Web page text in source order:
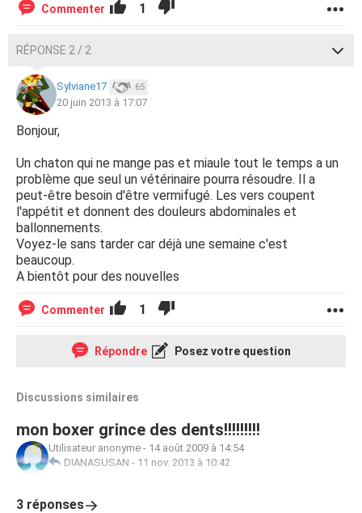
Commenter 1
RÉPONSE 2 / 2
Sylviane17 65
20 juin 2013 à 17:07
Bonjour,
Un chaton qui ne mange pas et miaule tout le temps a un
problème que seul un vétérinaire pourra résoudre. Il a
peut-être besoin d'être vermifugé. Les vers coupent
l'appétit et donnent des douleurs abdominales et
ballonnements.
Voyez-le sans tarder car déjà une semaine c'est
beaucoup.
A bientôt pour des nouvelles
Commenter 1
Répondre Posez votre question
Discussions similaires
mon boxer grince des dents!!!!!!!!!
Utilisateur anonyme - 14 août 2009 à 14:54
DIANASUSAN - 11 nov. 2013 à 10:42
3 réponses